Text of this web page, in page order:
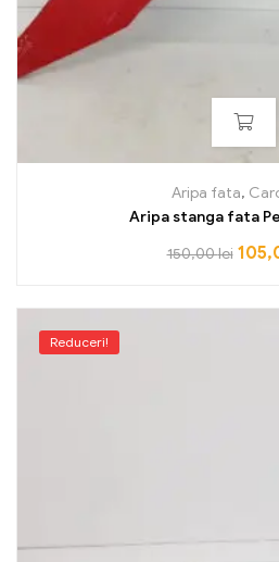
Aripa fata,
Aripa stanga fata
150,00lei
Reduceri!